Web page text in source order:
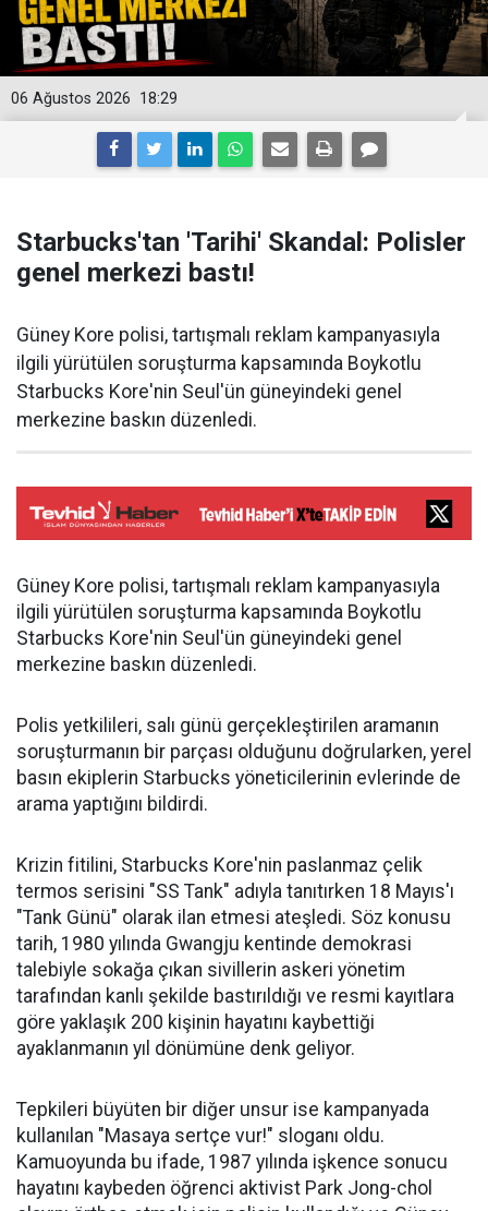
18:29
06 Ağustos 2026
Starbucks'tan 'Tarihi' Skandal: Polisler
genel merkezi bastı!
Güney Kore polisi, tartışmalı reklam kampanyasıyla
ilgili yürütülen soruşturma kapsamında Boykotlu
Starbucks Kore'nin Seul'ün güneyindeki genel
merkezine baskın düzenledi.
Güney Kore polisi, tartışmalı reklam kampanyasıyla
ilgili yürütülen soruşturma kapsamında Boykotlu
Starbucks Kore'nin Seul'ün güneyindeki genel
merkezine baskın düzenledi.
Polis yetkilileri, salı günü gerçekleştirilen aramanın
soruşturmanın bir parçası olduğunu doğrularken, yerel
basın ekiplerin Starbucks yöneticilerinin evlerinde de
arama yaptığını bildirdi.
Krizin fitilini, Starbucks Kore'nin paslanmaz çelik
termos serisini "SS Tank" adıyla tanıtırken 18 Mayıs'ı
"Tank Günü" olarak ilan etmesi ateşledi. Söz konusu
tarih, 1980 yılında Gwangju kentinde demokrasi
talebiyle sokağa çıkan sivillerin askeri yönetim
tarafından kanlı şekilde bastırıldığı ve resmi kayıtlara
göre yaklaşık 200 kişinin hayatını kaybettiği
ayaklanmanın yıl dönümüne denk geliyor.
Tepkileri büyüten bir diğer unsur ise kampanyada
kullanılan "Masaya sertçe vur!" sloganı oldu.
Kamuoyunda bu ifade, 1987 yılında işkence sonucu
hayatını kaybeden öğrenci aktivist Park Jong-chol